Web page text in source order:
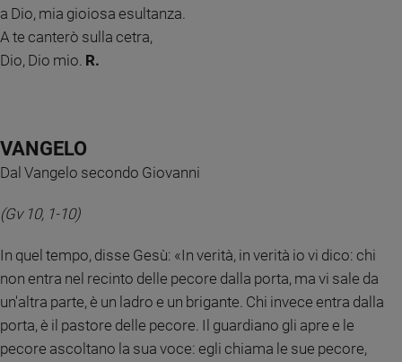
Foto
Video
Privacy
siamo
Contatti
Pubblicità
a Dio, mia gioiosa esultanza.
A te canterò sulla cetra,
Dio, Dio mio. R.
VANGELO
Dal Vangelo secondo Giovanni
(Gv 10, 1-10)
In quel tempo, disse Gesù: «In verità, in verità io vi dico: chi
non entra nel recinto delle pecore dalla porta, ma vi sale da
un'altra parte, è un ladro e un brigante. Chi invece entra dalla
porta, è il pastore delle pecore. Il guardiano gli apre e le
pecore ascoltano la sua voce: egli chiama le sue pecore,